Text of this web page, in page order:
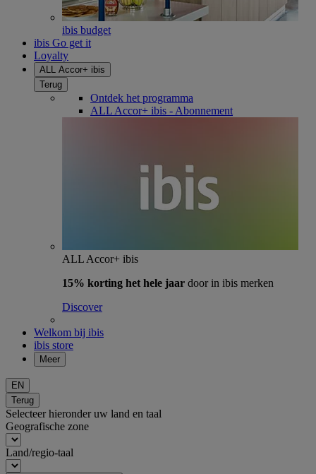
ibis budget
ibis Go get it
Loyalty
ALL Accor+ ibis
Terug
Ontdek het programma
ALL Accor+ ibis - Abonnement
ALL Accor+ ibis
15% korting het hele jaar door in ibis merken
Discover
Welkom bij ibis
ibis store
Meer
EN
Terug
Selecteer hieronder uw land en taal
Geografische zone
Land/regio-taal